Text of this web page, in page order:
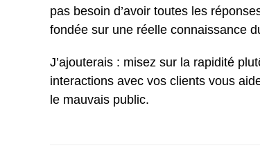
pas besoin d’avoir toutes les
fondée sur une réelle connaissance
J’ajouterais : misez sur la rapidité
interactions avec vos clients vous
le mauvais public.